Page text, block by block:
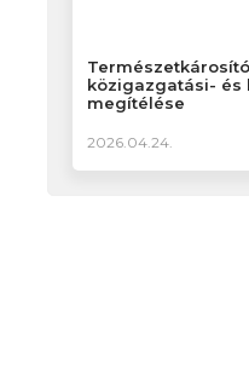
közigazgatási- és
megítélése
2026.04.24.